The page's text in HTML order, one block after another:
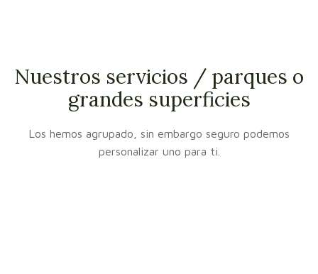
Nuestros servicios / parques o
grandes superficies
Los hemos agrupado, sin embargo seguro podemos
personalizar uno para ti.